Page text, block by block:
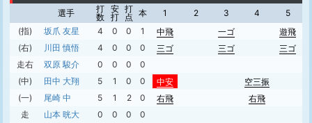
選手
打
数
安
打
打
点 本 1 2 3 4
5
(指)
坂爪 友星 4 0 0 1 中飛 一ゴ
遊飛
(右)
川田 慎悟 4 0 0 0 三ゴ 三ゴ
三ゴ
走右
双原 駿介 0 0 0
0
(中)
田中 大翔 5 1 0 0 中安 空三振
(一)
尾崎 中 5 1 2 0 右飛 右飛
走
山本 晄大 0 0 0
0